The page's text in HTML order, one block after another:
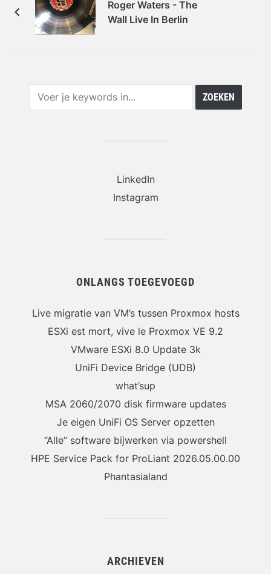
Roger Waters - The
Wall Live In Berlin
LinkedIn
Instagram
ONLANGS TOEGEVOEGD
Live migratie van VM’s tussen Proxmox hosts
ESXi est mort, vive le Proxmox VE 9.2
VMware ESXi 8.0 Update 3k
UniFi Device Bridge (UDB)
what’sup
MSA 2060/2070 disk firmware updates
Je eigen UniFi OS Server opzetten
“Alle” software bijwerken via powershell
HPE Service Pack for ProLiant 2026.05.00.00
Phantasialand
ARCHIEVEN